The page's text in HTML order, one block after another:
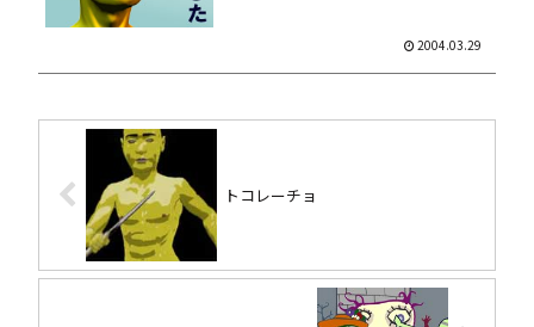
2004.03.29
トコレーチョ